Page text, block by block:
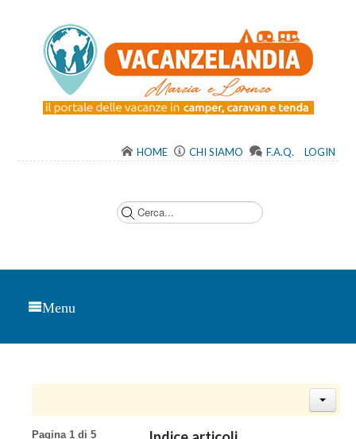
HOME CHI SIAMO F.A.Q. LOGIN
Menu
Pagina 1 di 5